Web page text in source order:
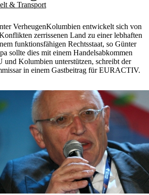
& Transport
VerheugenKolumbien entwickelt sich von
zerrissenen Land zu einer lebhaften
funktionsfähigen Rechtsstaat, so Günter
sollte dies mit einem Handelsabkommen
und Kolumbien unterstützen, schreibt der
in einem Gastbeitrag für EURACTIV.